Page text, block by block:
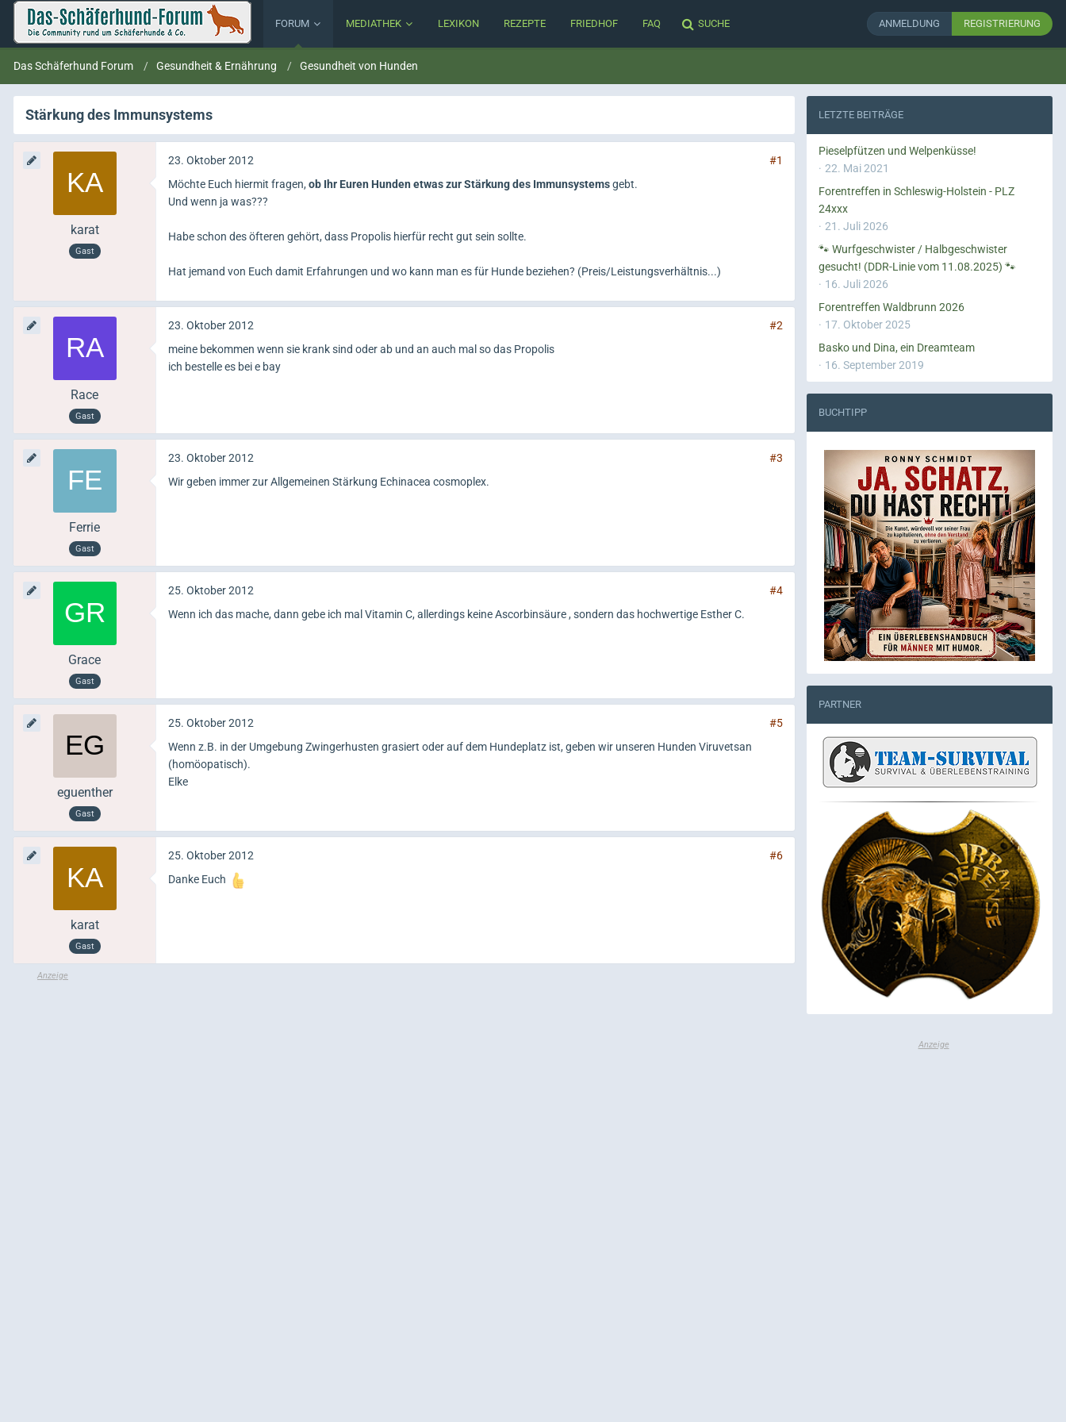
FORUM MEDIATHEK LEXIKON REZEPTE FRIEDHOF FAQ SUCHE ANMELDUNG REGISTRIERUNG
Das Schäferhund Forum Gesundheit & Ernährung Gesundheit von Hunden
Stärkung des Immunsystems
karat
Gast
23. Oktober 2012
#1
Möchte Euch hiermit fragen, ob Ihr Euren Hunden etwas zur Stärkung des Immunsystemsgebt.
Und wenn ja was???
Habe schon des öfteren gehört, dass Propolis hierfür recht gut sein sollte.
Hat jemand von Euch damit Erfahrungen und wo kann man es für Hunde beziehen? (Preis/Leistungsverhältnis...)
Race
Gast
23. Oktober 2012
#2
meine bekommen wenn sie krank sind oder ab und an auch mal so das Propolis
ich bestelle es bei e bay
Ferrie
Gast
23. Oktober 2012
#3
Wir geben immer zur Allgemeinen Stärkung Echinacea cosmoplex.
Grace
Gast
25. Oktober 2012
#4
Wenn ich das mache, dann gebe ich mal Vitamin C, allerdings keine Ascorbinsäure , sondern das hochwertige Esther C.
eguenther
Gast
25. Oktober 2012
#5
Wenn z.B. in der Umgebung Zwingerhusten grasiert oder auf dem Hundeplatz ist, geben wir unseren Hunden Viruvetsan
(homöopatisch).
Elke
karat
Gast
25. Oktober 2012
#6
Danke Euch
LETZTE BEITRÄGE
Pieselpfützen und Welpenküsse!
22. Mai 2021
Forentreffen in Schleswig-Holstein - PLZ
24xxx
21. Juli 2026
🐾 Wurfgeschwister / Halbgeschwister
gesucht! (DDR-Linie vom 11.08.2025) 🐾
16. Juli 2026
Forentreffen Waldbrunn 2026
17. Oktober 2025
Basko und Dina, ein Dreamteam
16. September 2019
BUCHTIPP
PARTNER